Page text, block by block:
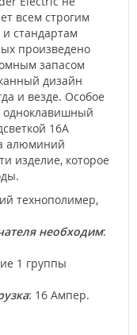
всем строгим
стандартам
произведено
запасом
дизайн
и везде. Особое
одноклавишный
16А
алюминий
изделие, которое
технополимер,
необходим:
1 группы
: 16 Ампер.